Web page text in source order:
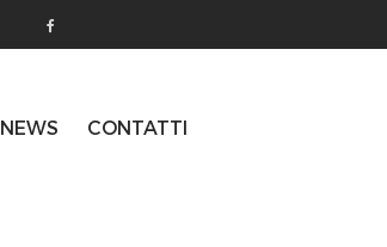
NEWS CONTATTI